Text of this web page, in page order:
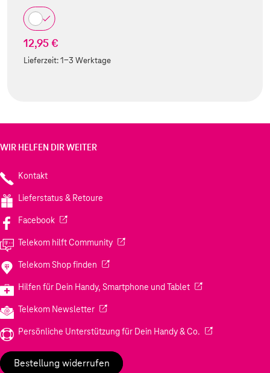
12,95 €
Lieferzeit:1-3 Werktage
WIR HELFEN DIR WEITER
Kontakt
Lieferstatus & Retoure
Facebook(Wird in einem neuen Tab geöffnet)
Telekom hilft Community(Wird in einem neuen Tab geöffnet)
Telekom Shop finden (Wird in einem neuen Tab geöffnet)
Hilfen für Dein Handy, Smartphone und Tablet(Wird in einem
Telekom Newsletter(Wird in einem neuen Tab geöffnet)
Persönliche Unterstützung für Dein Handy & Co. (Wird in einem
Bestellung widerrufen